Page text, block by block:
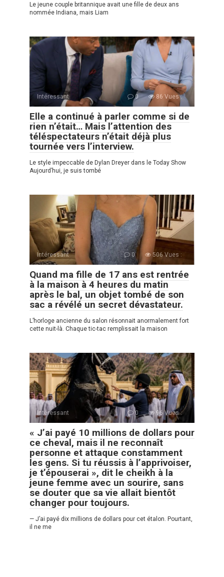
Le jeune couple britannique avait une fille de deux ans
nommée Indiana, mais Liam
Intéressant 0 86 Vues :
Elle a continué à parler comme si de
rien n’était… Mais l’attention des
téléspectateurs n’était déjà plus
tournée vers l’interview.
Le style impeccable de Dylan Dreyer dans le Today Show
Aujourd’hui, je suis tombé
Intéressant 0 506 Vues :
Quand ma fille de 17 ans est rentrée
à la maison à 4 heures du matin
après le bal, un objet tombé de son
sac a révélé un secret dévastateur.
L’horloge ancienne du salon résonnait anormalement fort
cette nuit-là. Chaque tic-tac remplissait la maison
Intéressant 0 96 Vues :
« J’ai payé 10 millions de dollars pour
ce cheval, mais il ne reconnaît
personne et attaque constamment
les gens. Si tu réussis à l’apprivoiser,
je t’épouserai », dit le cheikh à la
jeune femme avec un sourire, sans
se douter que sa vie allait bientôt
changer pour toujours.
— J’ai payé dix millions de dollars pour cet étalon. Pourtant,
il ne me